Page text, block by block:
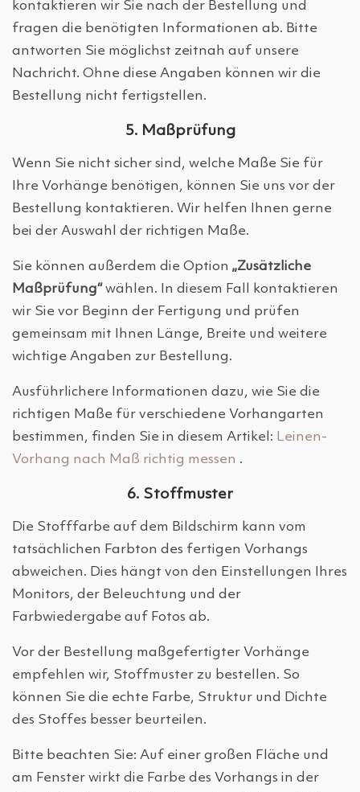
kontaktieren wir Sie nach der Bestellung und
fragen die benötigten Informationen ab. Bitte
antworten Sie möglichst zeitnah auf unsere
Nachricht. Ohne diese Angaben können wir die
Bestellung nicht fertigstellen.
5. Maßprüfung
Wenn Sie nicht sicher sind, welche Maße Sie für
Ihre Vorhänge benötigen, können Sie uns vor der
Bestellung kontaktieren. Wir helfen Ihnen gerne
bei der Auswahl der richtigen Maße.
Sie können außerdem die Option „Zusätzliche
Maßprüfung“ wählen. In diesem Fall kontaktieren
wir Sie vor Beginn der Fertigung und prüfen
gemeinsam mit Ihnen Länge, Breite und weitere
wichtige Angaben zur Bestellung.
Ausführlichere Informationen dazu, wie Sie die
richtigen Maße für verschiedene Vorhangarten
bestimmen, finden Sie in diesem Artikel: Leinen-
Vorhang nach Maß richtig messen .
6. Stoffmuster
Die Stofffarbe auf dem Bildschirm kann vom
tatsächlichen Farbton des fertigen Vorhangs
abweichen. Dies hängt von den Einstellungen Ihres
Monitors, der Beleuchtung und der
Farbwiedergabe auf Fotos ab.
Vor der Bestellung maßgefertigter Vorhänge
empfehlen wir, Stoffmuster zu bestellen. So
können Sie die echte Farbe, Struktur und Dichte
des Stoffes besser beurteilen.
Bitte beachten Sie: Auf einer großen Fläche und
am Fenster wirkt die Farbe des Vorhangs in der